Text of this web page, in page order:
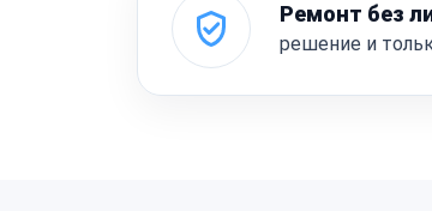
Ремонт без
решение и